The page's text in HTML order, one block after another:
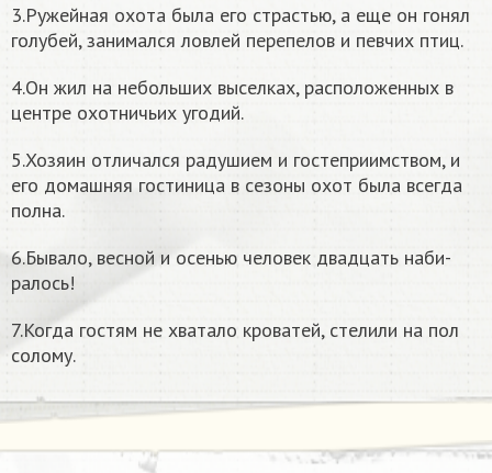
3.Ружейная охота была его страстью, а еще он гонял
голубей, занимался ловлей перепелов и певчих птиц.
4.Он жил на неболь­ших выселках, расположенных в
центре охотничьих угодий.
5.Хозяин отличался радушием и го­степриимством, и
его домашняя гостиница в сезоны охот была всегда
полна.
6.Бывало, весной и осенью человек двадцать наби­
ралось!
7.Когда гостям не хватало кроватей, стелили на пол
солому.